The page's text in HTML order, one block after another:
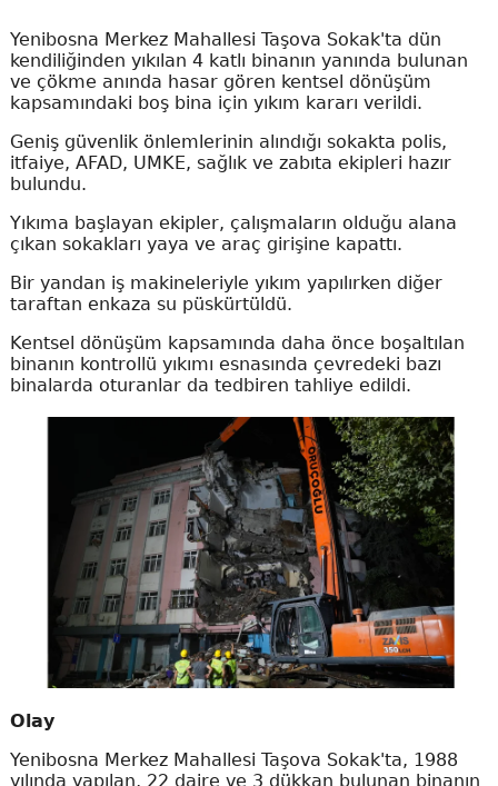
Yenibosna Merkez Mahallesi Taşova Sokak'ta dün
kendiliğinden yıkılan 4 katlı binanın yanında bulunan
ve çökme anında hasar gören kentsel dönüşüm
kapsamındaki boş bina için yıkım kararı verildi.
Geniş güvenlik önlemlerinin alındığı sokakta polis,
itfaiye, AFAD, UMKE, sağlık ve zabıta ekipleri hazır
bulundu.
Yıkıma başlayan ekipler, çalışmaların olduğu alana
çıkan sokakları yaya ve araç girişine kapattı.
Bir yandan iş makineleriyle yıkım yapılırken diğer
taraftan enkaza su püskürtüldü.
Kentsel dönüşüm kapsamında daha önce boşaltılan
binanın kontrollü yıkımı esnasında çevredeki bazı
binalarda oturanlar da tedbiren tahliye edildi.
Olay
Yenibosna Merkez Mahallesi Taşova Sokak'ta, 1988
yılında yapılan, 22 daire ve 3 dükkan bulunan binanın